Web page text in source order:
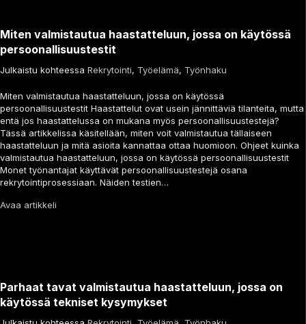
Miten valmistautua haastatteluun, jossa on käytössä
persoonallisuustestit
Julkaistu kohteessa Rekrytointi, Työelämä, Työnhaku
Miten valmistautua haastatteluun, jossa on käytössä
persoonallisuustestit Haastattelut ovat usein jännittäviä tilanteita, mutta
entä jos haastattelussa on mukana myös persoonallisuustestejä?
Tässä artikkelissa käsitellään, miten voit valmistautua tällaiseen
haastatteluun ja mitä asioita kannattaa ottaa huomioon. Ohjeet kuinka
valmistautua haastatteluun, jossa on käytössä persoonallisuustestit
Monet työnantajat käyttävät persoonallisuustestejä osana
rekrytointiprosessiaan. Näiden testien…
Avaa artikkeli
Parhaat tavat valmistautua haastatteluun, jossa on
käytössä tekniset kysymykset